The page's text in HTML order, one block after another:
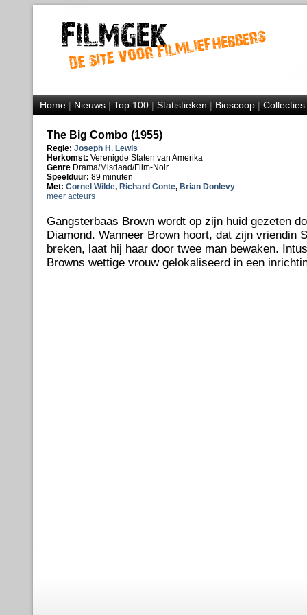
Home|Nieuws|Top 100|Statistieken|Bioscoop|Collecties
The Big Combo (1955)
Regie: Joseph H. Lewis
Herkomst: Verenigde Staten van Amerika
Genre Drama/Misdaad/Film-Noir
Speelduur: 89 minuten
Met: Cornel Wilde, Richard Conte, Brian Donlevy
meer acteurs
Gangsterbaas Brown wordt op zijn huid gezeten
Diamond. Wanneer Brown hoort, dat zijn vriendin
breken, laat hij haar door twee man bewaken.
Browns wettige vrouw gelokaliseerd in een